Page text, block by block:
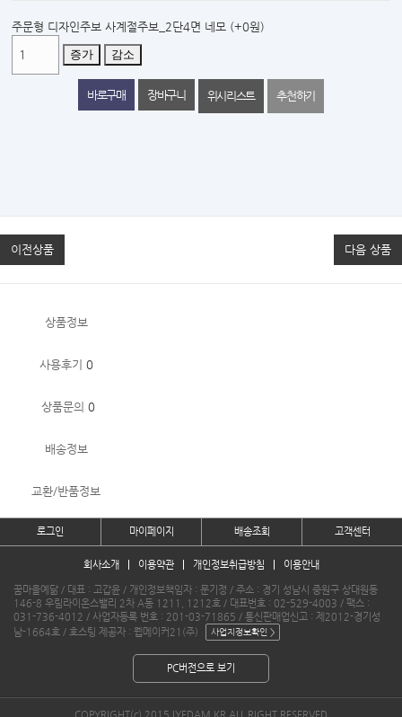
주문형 디자인주보 사계절주보_2단4면 네모 (+0원)
증가 감소
위시리스트 추천하기
이전상품 다음 상품
상품정보
사용후기 0
상품문의 0
배송정보
교환/반품정보
로그인 마이페이지 배송조회 고객센터
회사소개 이용약관 개인정보취급방침 이용안내
꿈마을예닮 / 대표 : 고갑윤 / 개인정보책임자 : 문기정 / 주소 : 경기 성남시 중원구 상대원동
146-8 우림라이온스밸리 2차 A동 1211, 1212호 / 대표번호 : 02-529-4003 / 팩스 :
031-736-4012 / 사업자등록 번호 : 201-03-71865 / 통신판매업신고 : 제2012-경기성
남-1664호 / 호스팅 제공자 : 웹메이커21(주)
PC버전으로 보기